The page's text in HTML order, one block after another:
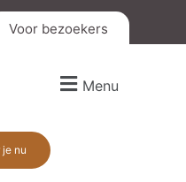
Voor bezoekers
Menu
je nu